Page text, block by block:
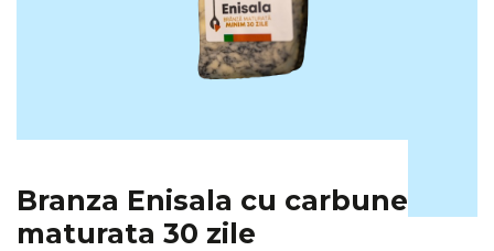
Branza Enisala cu carbune
maturata 30 zile